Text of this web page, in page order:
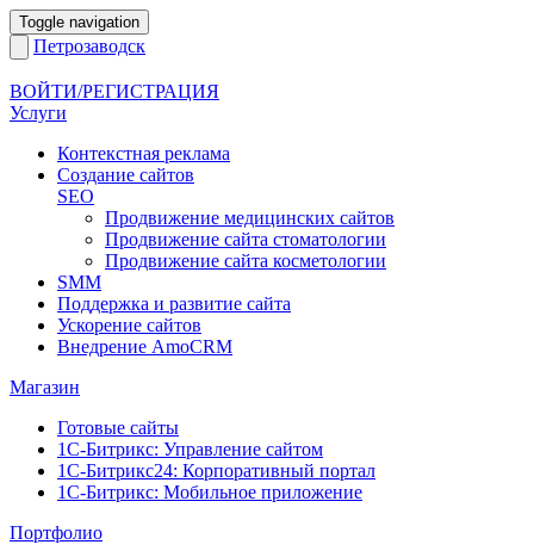
Toggle navigation
Петрозаводск
ВОЙТИ/РЕГИСТРАЦИЯ
Услуги
Контекстная реклама
Создание сайтов
SEO
Продвижение медицинских сайтов
Продвижение сайта стоматологии
Продвижение сайта косметологии
SMM
Поддержка и развитие сайта
Ускорение сайтов
Внедрение AmoCRM
Магазин
Готовые сайты
1С-Битрикс: Управление сайтом
1С-Битрикс24: Корпоративный портал
1С-Битрикс: Мобильное приложение
Портфолио